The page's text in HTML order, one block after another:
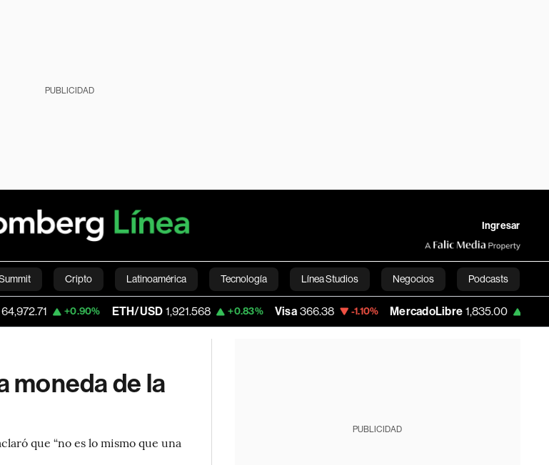
PUBLICIDAD
Ingresar
Cripto Latinoamérica Tecnología Línea Studios Negocios Podcasts
Estilo de vida Mundo Videos English
+0.90% ETH/USD 1,921.568 +0.83% Visa 366.38 -1.10% MercadoLibre 1,835.00 +0.59%
moneda de la
que “no es lo mismo que una
PUBLICIDAD